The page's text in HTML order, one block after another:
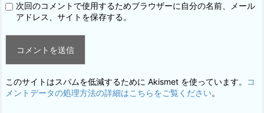
次回のコメントで使用するためブラウザーに自分の名前、メール
アドレス、サイトを保存する。
このサイトはスパムを低減するために Akismet を使っています。
コ
メントデータの処理方法の詳細はこちらをご覧ください。